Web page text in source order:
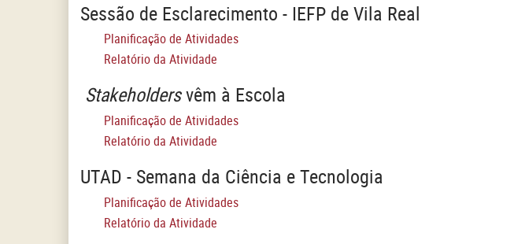
Sessão de Esclarecimento - IEFP de Vila Real
Planificação de Atividades
Relatório da Atividade
Stakeholdersvêm à Escola
Planificação de Atividades
Relatório da Atividade
UTAD - Semana da Ciência e Tecnologia
Planificação de Atividades
Relatório da Atividade